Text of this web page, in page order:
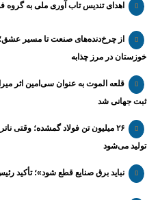
اهدای تندیس تاب آوری ملی به گروه
خوزستان در مرز چذابه
قلعه الموت به عنوان سی‌امین اثر
ثبت جهانی شد
۲۶ میلیون تن فولاد گمشده؛ وقتی
تولید می‌شود
نباید برق صنایع قطع شود»؛ تأکید